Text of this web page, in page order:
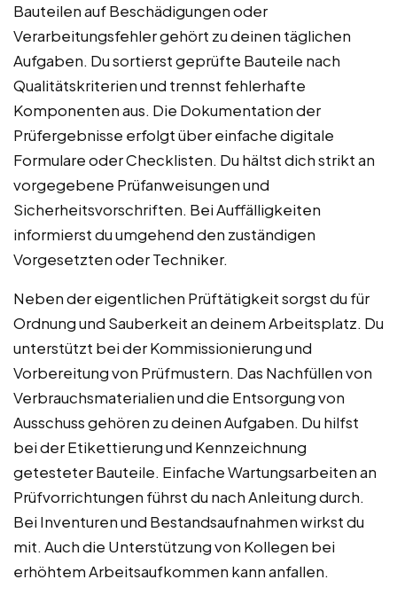
Bauteilen auf Beschädigungen oder
Verarbeitungsfehler gehört zu deinen täglichen
Aufgaben. Du sortierst geprüfte Bauteile nach
Qualitätskriterien und trennst fehlerhafte
Komponenten aus. Die Dokumentation der
Prüfergebnisse erfolgt über einfache digitale
Formulare oder Checklisten. Du hältst dich strikt an
vorgegebene Prüfanweisungen und
Sicherheitsvorschriften. Bei Auffälligkeiten
informierst du umgehend den zuständigen
Vorgesetzten oder Techniker.
Neben der eigentlichen Prüftätigkeit sorgst du für
Ordnung und Sauberkeit an deinem Arbeitsplatz. Du
unterstützt bei der Kommissionierung und
Vorbereitung von Prüfmustern. Das Nachfüllen von
Verbrauchsmaterialien und die Entsorgung von
Ausschuss gehören zu deinen Aufgaben. Du hilfst
bei der Etikettierung und Kennzeichnung
getesteter Bauteile. Einfache Wartungsarbeiten an
Prüfvorrichtungen führst du nach Anleitung durch.
Bei Inventuren und Bestandsaufnahmen wirkst du
mit. Auch die Unterstützung von Kollegen bei
erhöhtem Arbeitsaufkommen kann anfallen.